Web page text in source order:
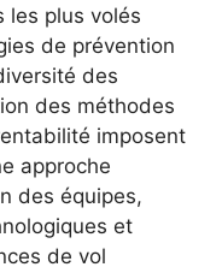
les plus volés
de prévention
des
des méthodes
imposent
approche
des équipes,
et
de vol